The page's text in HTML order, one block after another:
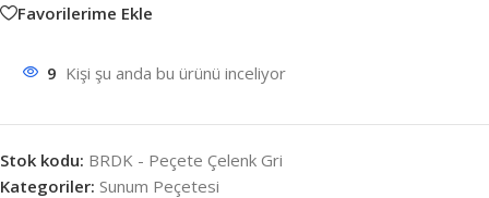
Favorilerime Ekle
9 Kişi şu anda bu ürünü inceliyor
Stok kodu: BRDK - Peçete Çelenk Gri
Kategoriler: Sunum Peçetesi